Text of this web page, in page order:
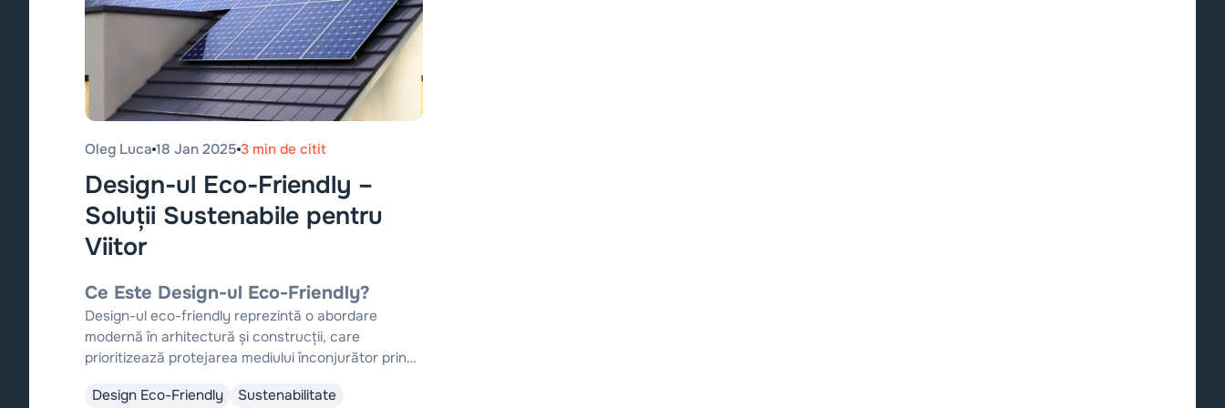
Oleg Luca 18 Jan 2025 3 min de citit
Design-ul Eco-Friendly –
Soluții Sustenabile pentru
Viitor
Ce Este Design-ul Eco-Friendly?
Design-ul eco-friendly reprezintă o abordare
modernă în arhitectură și construcții, care
prioritizează protejarea mediului înconjurător prin
eficiente energetic și soluții inovatoare pentru
Design Eco-Friendly Sustenabilitate